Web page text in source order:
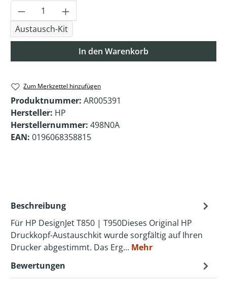
Produkt Anzahl: Gib den gewünschten
Austausch-Kit
In den Warenkorb
Zum Merkzettel hinzufügen
Produktnummer: AR005391
Hersteller: HP
Herstellernummer: 498N0A
EAN: 0196068358815
Beschreibung
Für HP DesignJet T850 | T950Dieses Original HP
Druckkopf-Austauschkit wurde sorgfältig auf Ihren
Drucker abgestimmt. Das Erg… Mehr
Bewertungen